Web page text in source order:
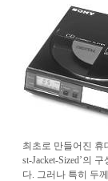
최초로 만들어진 휴
st-Jacket-Sized’의
다. 그러나 특히 두